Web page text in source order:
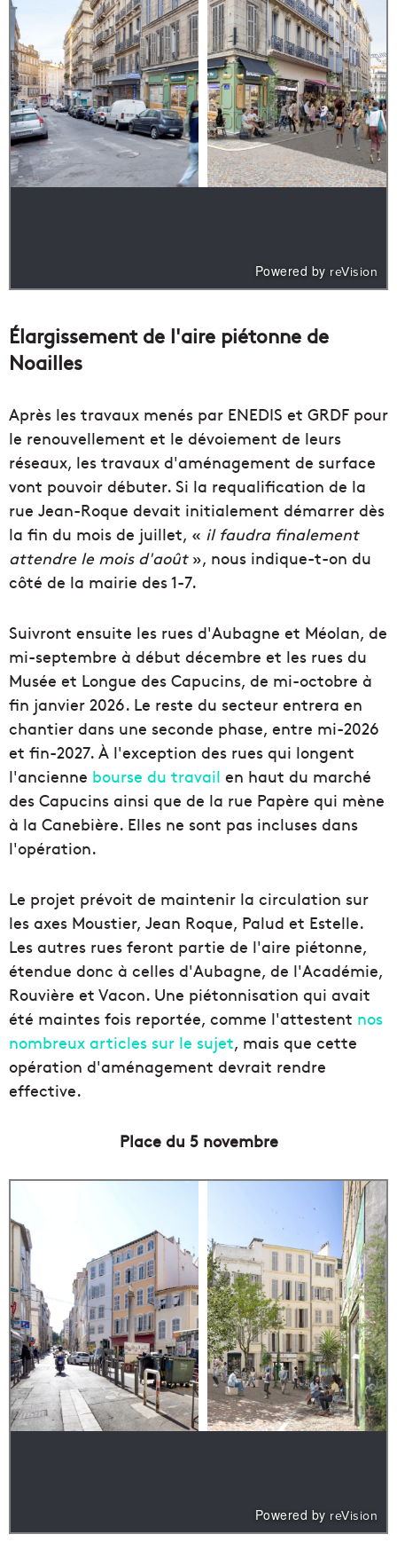
Élargissement de l'aire piétonne de
Noailles
Après les travaux menés par ENEDIS et GRDF pour
le renouvellement et le dévoiement de leurs
réseaux, les travaux d'aménagement de surface
vont pouvoir débuter. Si la requalification de la
rue Jean-Roque devait initialement démarrer dès
la fin du mois de juillet, « il faudra finalement
attendre le mois d'août», nous indique-t-on du
côté de la mairie des 1-7.
Suivront ensuite les rues d'Aubagne et Méolan, de
mi-septembre à début décembre et les rues du
Musée et Longue des Capucins, de mi-octobre à
fin janvier 2026. Le reste du secteur entrera en
chantier dans une seconde phase, entre mi-2026
et fin-2027. À l'exception des rues qui longent
l'ancienne bourse du travail en haut du marché
des Capucins ainsi que de la rue Papère qui mène
à la Canebière. Elles ne sont pas incluses dans
l'opération.
Le projet prévoit de maintenir la circulation sur
les axes Moustier, Jean Roque, Palud et Estelle.
Les autres rues feront partie de l'aire piétonne,
étendue donc à celles d'Aubagne, de l'Académie,
Rouvière et Vacon. Une piétonnisation qui avait
été maintes fois reportée, comme l'attestent nos
nombreux articles sur le sujet, mais que cette
opération d'aménagement devrait rendre
effective.
Place du 5 novembre